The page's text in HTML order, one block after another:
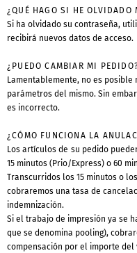
¿QUÉ HAGO SI HE OLVIDADO
Si ha olvidado su contraseña,
recibirá nuevos datos de acceso.
¿PUEDO CAMBIAR MI PEDIDO?
Lamentablemente, no es
parámetros del mismo. Sin
es incorrecto.
¿CÓMO FUNCIONA LA
Los artículos de su pedido
15 minutos (Prio/Express) o 60
Transcurridos los 15 minutos o
cobraremos una tasa de
indemnización.
Si el trabajo de impresión ya se
que se denomina pooling),
compensación por el importe